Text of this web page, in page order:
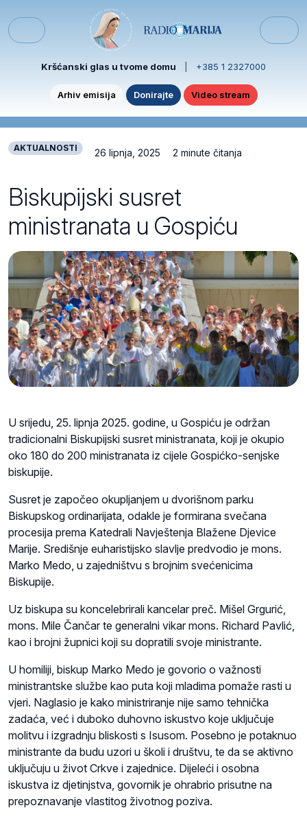
Menu
Kršćanski glas u tvome domu +385 1 2327000
Arhiv emisija Donirajte Video stream
AKTUALNOSTI 26 lipnja, 2025 2 minute čitanja
Biskupijski susret
ministranata u Gospiću
U srijedu, 25. lipnja 2025. godine, u Gospiću je održan
tradicionalni Biskupijski susret ministranata, koji je okupio
oko 180 do 200 ministranata iz cijele Gospićko-senjske
biskupije.
Susret je započeo okupljanjem u dvorišnom parku
Biskupskog ordinarijata, odakle je formirana svečana
procesija prema Katedrali Navještenja Blažene Djevice
Marije. Središnje euharistijsko slavlje predvodio je mons.
Marko Medo, u zajedništvu s brojnim svećenicima
Biskupije.
Uz biskupa su koncelebrirali kancelar preč. Mišel Grgurić,
mons. Mile Čančar te generalni vikar mons. Richard Pavlić,
kao i brojni župnici koji su dopratili svoje ministrante.
U homiliji, biskup Marko Medo je govorio o važnosti
ministrantske službe kao puta koji mladima pomaže rasti u
vjeri. Naglasio je kako ministriranje nije samo tehnička
zadaća, već i duboko duhovno iskustvo koje uključuje
molitvu i izgradnju bliskosti s Isusom. Posebno je potaknuo
ministrante da budu uzori u školi i društvu, te da se aktivno
uključuju u život Crkve i zajednice. Dijeleći i osobna
iskustva iz djetinjstva, govornik je ohrabrio prisutne na
prepoznavanje vlastitog životnog poziva.